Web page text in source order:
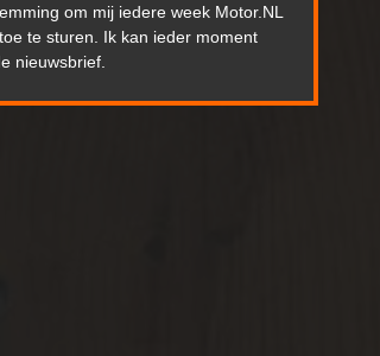
om mij iedere week Motor.NL
te sturen. Ik kan ieder moment
nieuwsbrief.